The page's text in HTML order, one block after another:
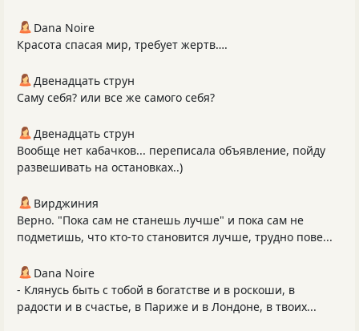
Dana Noire
Красота спасая мир, требует жертв….
Двенадцать струн
Саму себя? или все же самого себя?
Двенадцать струн
Вообще нет кабачков... переписала объявление, пойду
развешивать на остановках..)
Вирджиния
Верно. "Пока сам не станешь лучше" и пока сам не
подметишь, что кто-то становится лучше, трудно пове...
Dana Noire
- Клянусь быть с тобой в богатстве и в роскоши, в
радости и в счастье, в Париже и в Лондоне, в твоих...